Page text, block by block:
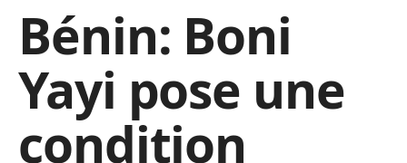
Bénin: Boni
Yayi pose une
condition